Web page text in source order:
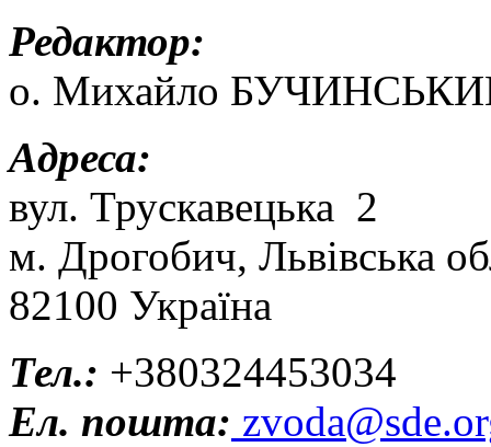
Редактор:
о. Михайло
Адреса:
вул. Трускавецька 2
м. Дрогобич, Львівська
82100 Україна
Тел.: +380324453034
Ел. пошта: